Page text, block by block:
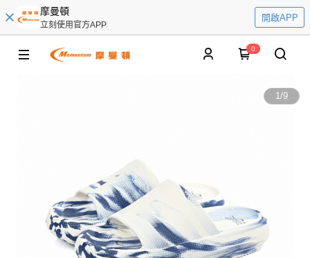
摩曼頓
立刻使用官方APP
開啟APP
0
1/9